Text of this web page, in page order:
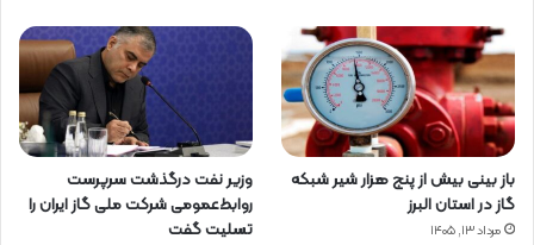
باز بینی بیش از پنج هزار شیر شبکه
گاز در استان البرز
مرداد ۱۳, ۱۴۰۵
وزیر نفت درگذشت سرپرست
روابط‌عمومی شرکت ملی گاز ایران را
تسلیت گفت